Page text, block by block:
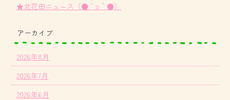
★北花田ニュ～ス（●＾o＾●）
アーカイブ
2026年8月
2026年7月
2026年6月